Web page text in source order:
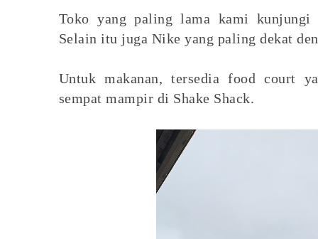
Toko yang paling lama kami kunjungi
Selain itu juga Nike yang paling dekat
Untuk makanan, tersedia food court
sempat mampir di Shake Shack.